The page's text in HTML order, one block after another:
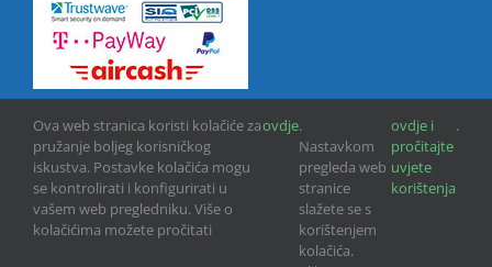
2026 | GPU INFO d.o.o. | All Rights Reserved
Ova web stranica koristi kolačiće za
pružanje boljeg korisničkog
iskustva. Postavke kolačića mogu
se kontrolirati i konfigurirati u
vašem web pregledniku. Više o
kolačićima možete pročitati
ovdje.
Nastavkom
pregleda web
stranice
slažete se s
korištenjem
kolačića.
ovdje i
pročitajte
uvjete
korištenja
.